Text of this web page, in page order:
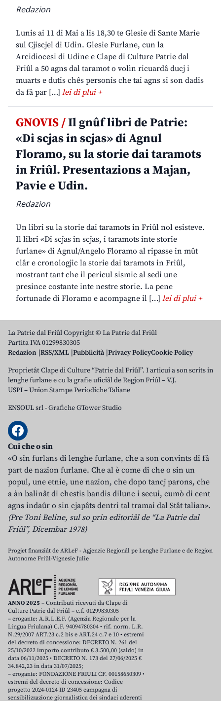
Redazion
Lunis ai 11 di Mai a lis 18,30 te Glesie di Sante Marie
sul Cjiscjel di Udin. Glesie Furlane, cun la
Arcidiocesi di Udine e Clape di Culture Patrie dal
Friûl a 50 agns dal taramot o volìn ricuardâ ducj i
muarts e dutis chês personis che tai agns si son dadis
da fâ par […] lei di plui +
GNOVIS /Il gnûf libri de Patrie:
«Di scjas in scjas» di Agnul
Floramo, su la storie dai taramots
in Friûl. Presentazions a Majan,
Pavie e Udin.
Redazion
Un libri su la storie dai taramots in Friûl nol esisteve.
Il libri «Di scjas in scjas, i taramots inte storie
furlane» di Agnul/Angelo Floramo al ripasse in mût
clâr e cronologjic la storie dai taramots in Friûl,
mostrant tant che il pericul sismic al sedi une
presince costante inte nestre storie. La pene
fortunade di Floramo e acompagne il […] lei di plui +
La Patrie dal Friûl Copyright © La Patrie dal Friûl
Partita IVA 01299830305
Redazion RSS/XML Pubblicità Privacy PolicyCookie Policy
Proprietât Clape di Culture “Patrie dal Friûl”. I articui a son scrits in
lenghe furlane e cu la grafie uficiâl de Regjon Friûl – V.J.
USPI – Union Stampe Periodiche Taliane
ENSOUL srl-Grafiche GTower Studio
Cui che o sin
«O sin furlans di lenghe furlane, che a son convints di fâ
part de nazion furlane. Che al è come dî che o sin un
popul, une etnie, une nazion, che dopo tancj parons, che
a àn balinât di chestis bandis dilunc i secui, cumò di cent
agns indaûr o sin cjapâts dentri tal tramai dal Stât talian».
(Pre Toni Beline, sul so prin editoriâl de “La Patrie dal
Friûl”, Dicembar 1978)
Progjet finanziât de ARLeF - Agjenzie Regjonâl pe Lenghe Furlane e de Regjon
Autonome Friûl-Vignesie Julie
ANNO 2025 – Contributi ricevuti da Clape di
Culture Patrie dal Friûl – c.f. 01299830305
– erogante: A.R.L.E.F. (Agenzia Regionale per la
Lingua Friulana) C.F. 94094780304 • rif. norm. L.R.
N.29/2007 ART.23 c.2 bis e ART.24 c.7 e 10 • estremi
del decreto di concessione: DECRETO N. 261 del
25/10/2022 importo contributo € 3.500,00 (saldo) in
data 06/11/2025 • DECRETO N. 173 del 27/06/2025 €
34.842,23 in data 31/07/2025;
– erogante: FONDAZIONE FRIULI CF. 00158650309 •
estremi del decreto di concessione: Codice
progetto 2024-0124 ID 23405 campagna di
sensibilizzazione giornalistica dei sindaci aderenti